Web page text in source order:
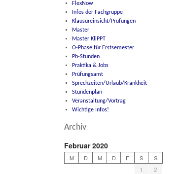
FlexNow
Infos der Fachgruppe
Klausureinsicht/Prüfungen
Master
Master KliPPT
O-Phase für Erstsemester
Pb-Stunden
Praktika & Jobs
Prüfungsamt
Sprechzeiten/Urlaub/Krankheit
Stundenplan
Veranstaltung/Vortrag
Wichtige Infos!
Archiv
Februar 2020
M D M D F S S
1
2